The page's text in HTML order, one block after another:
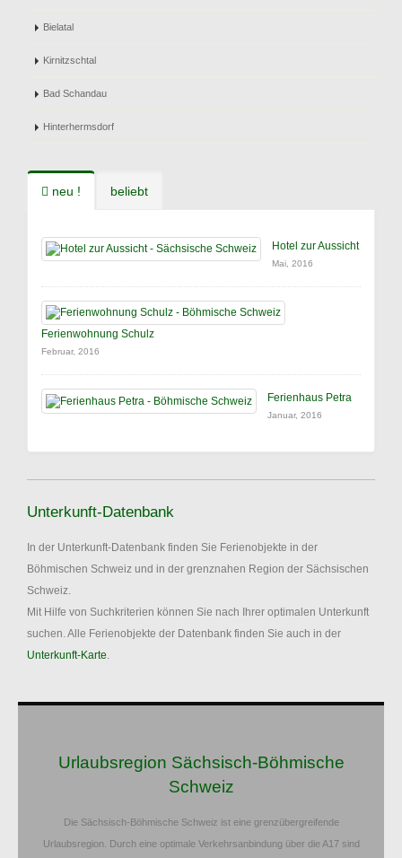
Bielatal
Kirnitzschtal
Bad Schandau
Hinterhermsdorf
neu ! beliebt
Hotel zur Aussicht
Mai, 2016
Ferienwohnung Schulz
Februar, 2016
Ferienhaus Petra
Januar, 2016
Unterkunft-Datenbank
In der Unterkunft-Datenbank finden Sie Ferienobjekte in der
Böhmischen Schweiz und in der grenznahen Region der Sächsischen
Schweiz.
Mit Hilfe von Suchkriterien können Sie nach Ihrer optimalen Unterkunft
suchen. Alle Ferienobjekte der Datenbank finden Sie auch in der
Unterkunft-Karte.
Urlaubsregion Sächsisch-Böhmische
Schweiz
Die Sächsisch-Böhmische Schweiz ist eine grenzübergreifende
Urlaubsregion. Durch eine optimale Verkehrsanbindung über die A17 sind